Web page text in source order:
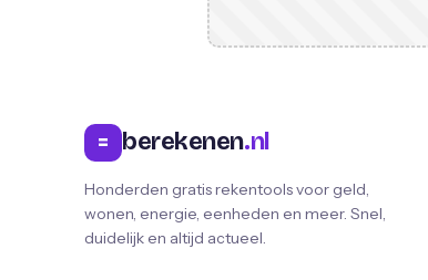
= berekenen.nl
Honderden gratis rekentools voor geld,
wonen, energie, eenheden en meer. Snel,
duidelijk en altijd actueel.